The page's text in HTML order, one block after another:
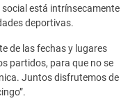
está intrínsecamente
deportivas.
de las fechas y lugares
partidos, para que no se
Juntos disfrutemos de